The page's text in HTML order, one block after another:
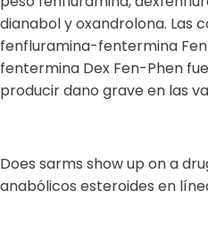
dianabol y oxandrolona. Las
fenfluramina-fentermina
fentermina Dex Fen-Phen
producir dano grave en las
Does sarms show up on a
anabólicos esteroides en